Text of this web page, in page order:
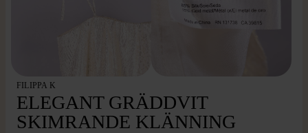
FILIPPA K
ELEGANT GRÄDDVIT
SKIMRANDE KLÄNNING